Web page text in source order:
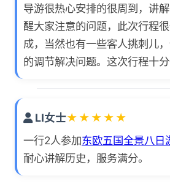
导游很热心安排的很周到，讲
醒大家注意的问题，此次行程
成，当然也有一些客人挑刺儿
的调节解决问题。这次行程十分
LI女士★ ★ ★ ★ ★
一行2人参加东欧五国全景八日
耐心讲解历史，服务满分。